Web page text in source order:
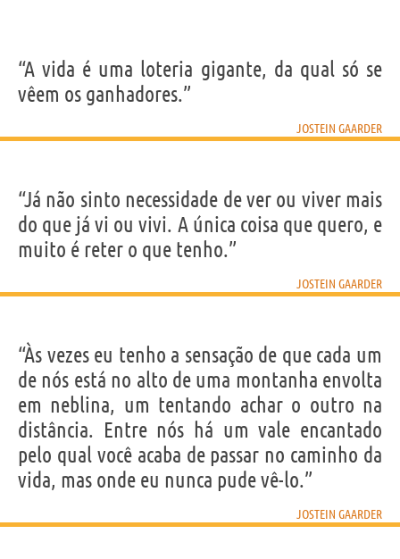
“A vida é uma loteria gigante, da qual só se
vêem os ganhadores.”
JOSTEIN GAARDER
“Já não sinto necessidade de ver ou viver mais
do que já vi ou vivi. A única coisa que quero, e
muito é reter o que tenho.”
JOSTEIN GAARDER
“Às vezes eu tenho a sensação de que cada um
de nós está no alto de uma montanha envolta
em neblina, um tentando achar o outro na
distância. Entre nós há um vale encantado
pelo qual você acaba de passar no caminho da
vida, mas onde eu nunca pude vê-lo.”
JOSTEIN GAARDER